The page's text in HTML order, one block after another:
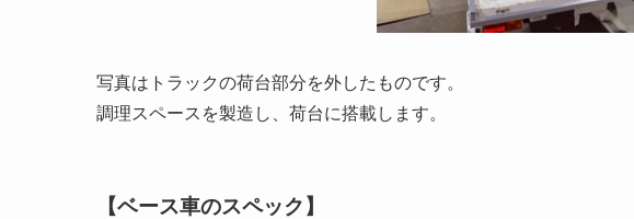
写真はトラックの荷台部分を外したものです。
調理スペースを製造し、荷台に搭載します。
【ベース車のスペック】